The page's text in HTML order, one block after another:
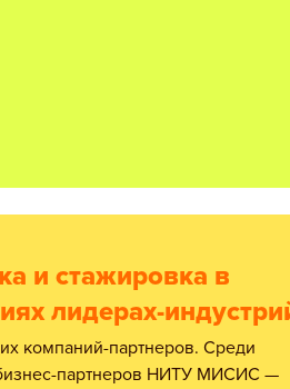
и стажировка в
лидерах-
партнеров НИТУ МИСИС —